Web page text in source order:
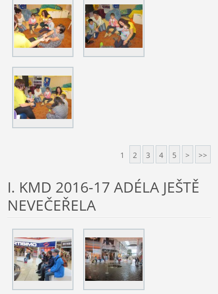
1 2 3 4 5 > >>
I. KMD 2016-17 ADÉLA JEŠTĚ
NEVEČEŘELA